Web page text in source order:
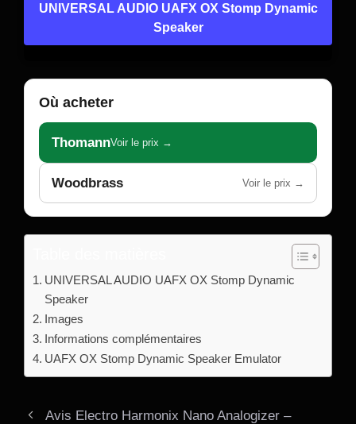
UNIVERSAL AUDIO UAFX OX Stomp Dynamic
Speaker
Où acheter
ThomannVoir le prix →
Woodbrass Voir le prix →
UNIVERSAL AUDIO UAFX OX Stomp Dynamic
Speaker
Images
Informations complémentaires
UAFX OX Stomp Dynamic Speaker Emulator
Avis Electro Harmonix Nano Analogizer –